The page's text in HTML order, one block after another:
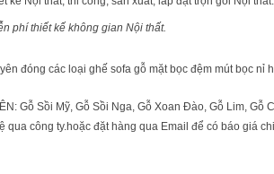
phí thiết kế không gian Nội thất.
đóng các loại ghế sofa gỗ mặt bọc đệm mút bọc nỉ
Gỗ Sồi Mỹ, Gỗ Sồi Nga, Gỗ Xoan Đào, Gỗ Lim, Gỗ
qua công ty.hoặc đặt hàng qua Email để có báo giá